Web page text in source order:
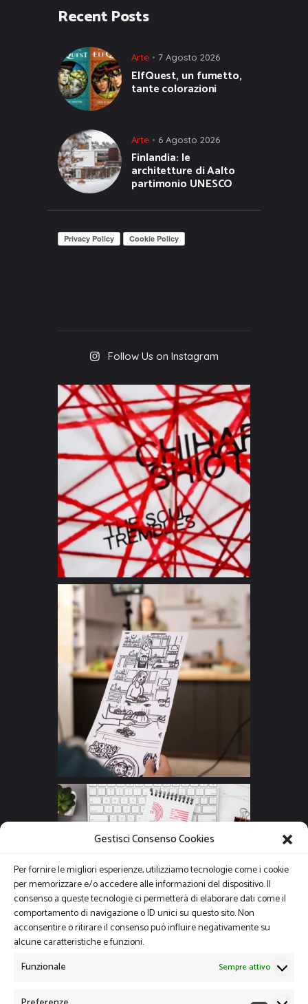
Gestisci Consenso Cookies
Per fornire le migliori esperienze, utilizziamo tecnologie come i cookie
per memorizzare e/o accedere alle informazioni del dispositivo. Il
consenso a queste tecnologie ci permetterà di elaborare dati come il
comportamento di navigazione o ID unici su questo sito. Non
acconsentire o ritirare il consenso può influire negativamente su
alcune caratteristiche e funzioni.
Funzionale
Sempre attivo
Recent Posts
Arte 7 Agosto 2026
ElfQuest, un fumetto,
tante colorazioni
Arte 6 Agosto 2026
Finlandia: le
architetture di Aalto
partimonio UNESCO
Follow Us on Instagram